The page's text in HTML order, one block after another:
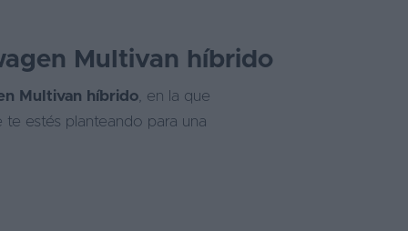
Multivan híbrido
Multivan híbrido, en la que
estés planteando para una